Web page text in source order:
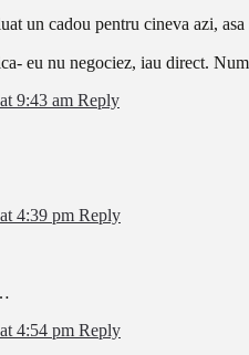
un cadou pentru cineva azi,
eu nu negociez, iau direct.
9:43 am Reply
4:39 pm Reply
4:54 pm Reply